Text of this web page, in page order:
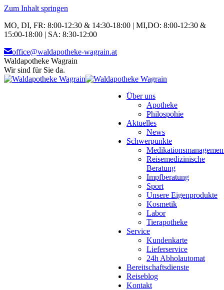
Zum Inhalt springen
MO, DI, FR: 8:00-12:30 & 14:30-18:00 | MI,DO: 8:00-12:30 &
15:00-18:00 | SA: 8:30-12:00
office@waldapotheke-wagrain.at
Waldapotheke Wagrain
Wir sind für Sie da.
Über uns
Apotheke
Philospohie
Aktuelles
News
Schwerpunkte
Reisemedizinische
Beratung
Impfberatung
Sport
Unsere Eigenprodukte
Kosmetik
Labor
Tierapotheke
Service
Kundenkarte
Lieferservice
24h Abholautomat
Bereitschaftsdienste
Reiseblog
Kontakt